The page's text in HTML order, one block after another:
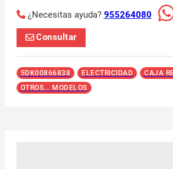
¿Necesitas ayuda? 955264080
Consultar
5DK00866838 ELECTRICIDAD
CAJA
OTROS... MODELOS